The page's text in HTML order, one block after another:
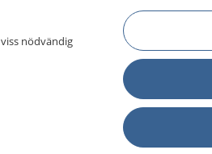
nödvändig